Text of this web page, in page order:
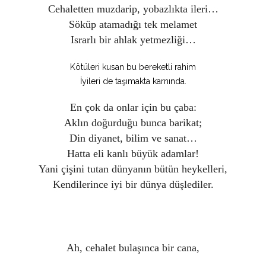
Cehaletten muzdarip, yobazlıkta ileri…
Söküp atamadığı tek melamet
Israrlı bir ahlak yetmezliği…
Kötüleri kusan bu bereketli rahim
İyileri de taşımakta karnında.
En çok da onlar için bu çaba:
Aklın doğurduğu bunca barikat;
Din diyanet, bilim ve sanat…
Hatta eli kanlı büyük adamlar!
Yani çişini tutan dünyanın bütün heykelleri,
Kendilerince iyi bir dünya düşlediler.
Ah, cehalet bulaşınca bir cana,